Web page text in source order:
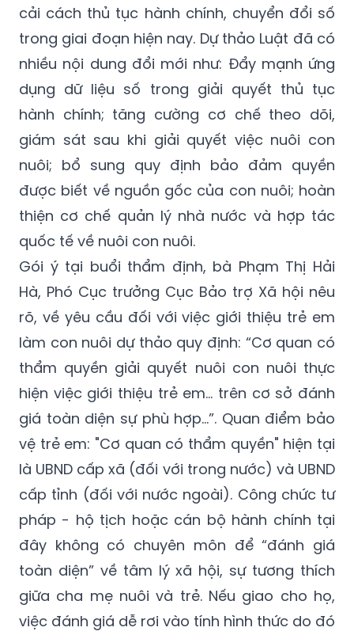
cải cách thủ tục hành chính, chuyển đổi số
trong giai đoạn hiện nay. Dự thảo Luật đã có
nhiều nội dung đổi mới như: Đẩy mạnh ứng
dụng dữ liệu số trong giải quyết thủ tục
hành chính; tăng cường cơ chế theo dõi,
giám sát sau khi giải quyết việc nuôi con
nuôi; bổ sung quy định bảo đảm quyền
được biết về nguồn gốc của con nuôi; hoàn
thiện cơ chế quản lý nhà nước và hợp tác
quốc tế về nuôi con nuôi.
Gói ý tại buổi thẩm định, bà Phạm Thị Hải
Hà, Phó Cục trưởng Cục Bảo trợ Xã hội nêu
rõ, về yêu cầu đối với việc giới thiệu trẻ em
làm con nuôi dự thảo quy định: “Cơ quan có
thẩm quyền giải quyết nuôi con nuôi thực
hiện việc giới thiệu trẻ em... trên cơ sở đánh
giá toàn diện sự phù hợp...”. Quan điểm bảo
vệ trẻ em: "Cơ quan có thẩm quyền" hiện tại
là UBND cấp xã (đối với trong nước) và UBND
cấp tỉnh (đối với nước ngoài). Công chức tư
pháp - hộ tịch hoặc cán bộ hành chính tại
đây không có chuyên môn để “đánh giá
toàn diện” về tâm lý xã hội, sự tương thích
giữa cha mẹ nuôi và trẻ. Nếu giao cho họ,
việc đánh giá dễ rơi vào tính hình thức do đó